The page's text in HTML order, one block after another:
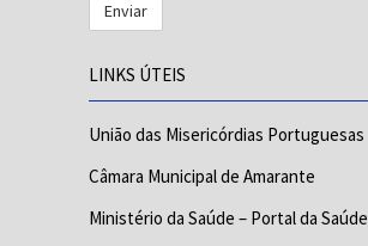
LINKS ÚTEIS
União das Misericórdias Portuguesas
Câmara Municipal de Amarante
Ministério da Saúde – Portal da Saúde